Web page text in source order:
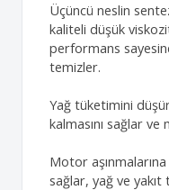
Üçüncü neslin
kaliteli düşük
performans
temizler.
Yağ tüketimini
kalmasını sağlar
Motor
sağlar, yağ ve yakıt